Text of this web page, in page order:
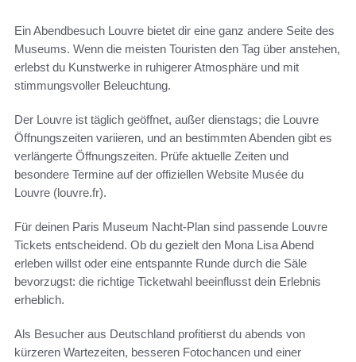
Ein Abendbesuch Louvre bietet dir eine ganz andere Seite des
Museums. Wenn die meisten Touristen den Tag über anstehen,
erlebst du Kunstwerke in ruhigerer Atmosphäre und mit
stimmungsvoller Beleuchtung.
Der Louvre ist täglich geöffnet, außer dienstags; die Louvre
Öffnungszeiten variieren, und an bestimmten Abenden gibt es
verlängerte Öffnungszeiten. Prüfe aktuelle Zeiten und
besondere Termine auf der offiziellen Website Musée du
Louvre (louvre.fr).
Für deinen Paris Museum Nacht-Plan sind passende Louvre
Tickets entscheidend. Ob du gezielt den Mona Lisa Abend
erleben willst oder eine entspannte Runde durch die Säle
bevorzugst: die richtige Ticketwahl beeinflusst dein Erlebnis
erheblich.
Als Besucher aus Deutschland profitierst du abends von
kürzeren Wartezeiten, besseren Fotochancen und einer